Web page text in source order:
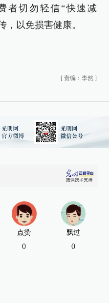
者切勿轻信“快速减
，以免损害健康。
[ 责编：李然 ]
点赞
0
飘过
0